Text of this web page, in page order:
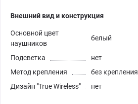
Внешний вид и конструкция
Основной цвет
наушников
белый
Подсветка
нет
Метод крепления
без крепления
Дизайн "True Wireless"
нет